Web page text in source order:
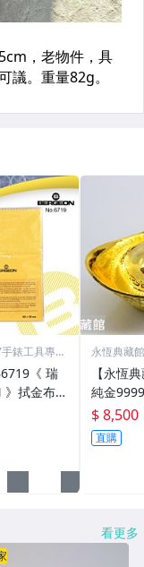
錶工具專業
《 瑞
》拭金布/K
布/古董錶
養/飾品
永恆典藏
【永恆
純金
50錢 下
禮 喝茶
$ 8,500
直購
看更多